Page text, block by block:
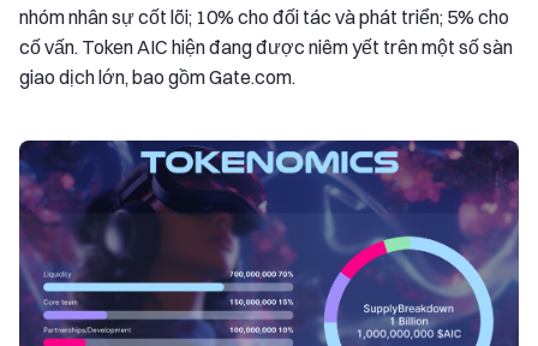
nhóm nhân sự cốt lõi; 10% cho đối tác và phát triển; 5% cho
cố vấn. Token AIC hiện đang được niêm yết trên một số sàn
giao dịch lớn, bao gồm Gate.com.